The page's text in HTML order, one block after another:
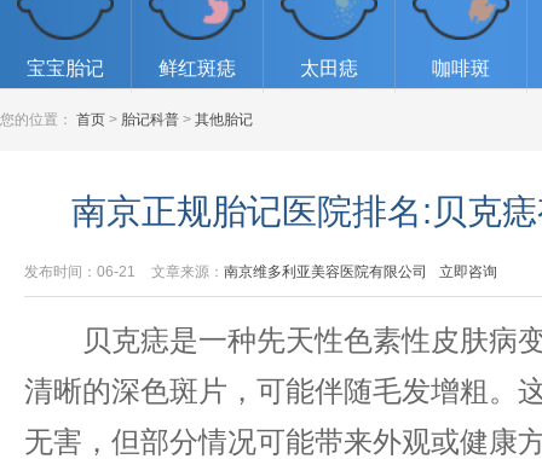
宝宝胎记 鲜红斑痣 太田痣 咖啡斑
您的位置： 首页 > 胎记科普 > 其他胎记
南京正规胎记医院排名:贝克
发布时间：06-21 文章来源： 南京维多利亚美容医院有限公司 立即咨询
贝克痣是一种先天性色素性皮肤病
清晰的深色斑片，可能伴随毛发增粗。
无害，但部分情况可能带来外观或健康